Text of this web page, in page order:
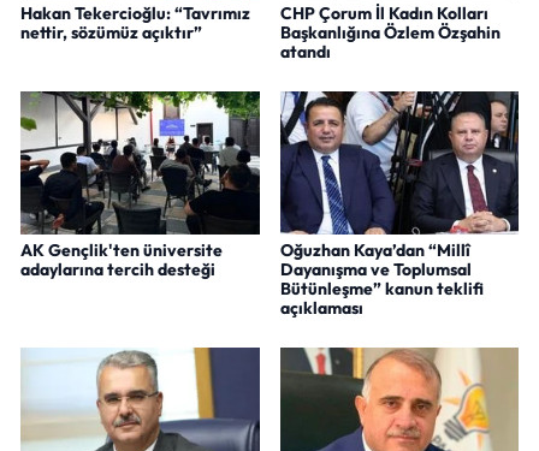
Hakan Tekercioğlu: “Tavrımız
nettir, sözümüz açıktır”
CHP Çorum İl Kadın Kolları
Başkanlığına Özlem Özşahin
atandı
AK Gençlik'ten üniversite
adaylarına tercih desteği
Oğuzhan Kaya’dan “Millî
Dayanışma ve Toplumsal
Bütünleşme” kanun teklifi
açıklaması